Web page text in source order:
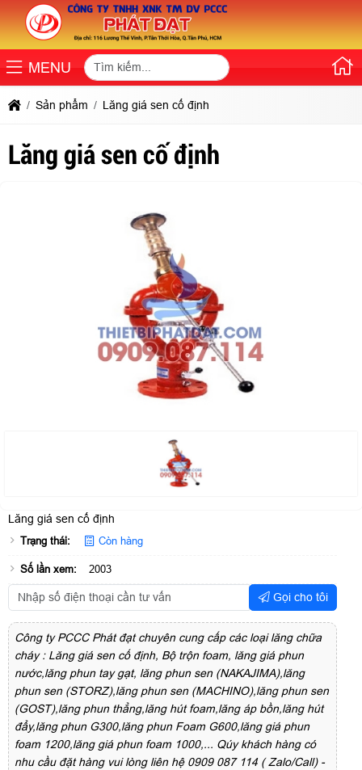
MENU
Sản phẩm Lăng giá sen cố định
Lăng giá sen cố định
Lăng giá sen cố định
Trạng thái: Còn hàng
Số lần xem: 2003
Gọi cho tôi
Công ty PCCC Phát đạt chuyên cung cấp các loại lăng chữa
cháy : Lăng giá sen cố định, Bộ trộn foam, lăng giá phun
nước,lăng phun tay gạt, lăng phun sen (NAKAJIMA),lăng
phun sen (STORZ),lăng phun sen (MACHINO),lăng phun sen
(GOST),lăng phun thẳng,lăng hút foam,lăng áp bồn,lăng hút
đẩy,lăng phun G300,lăng phun Foam G600,lăng giá phun
foam 1200,lăng giá phun foam 1000,... Qúy khách hàng có
nhu cầu đặt hàng vui lòng liên hệ 0909 087 114 ( Zalo/Call) -